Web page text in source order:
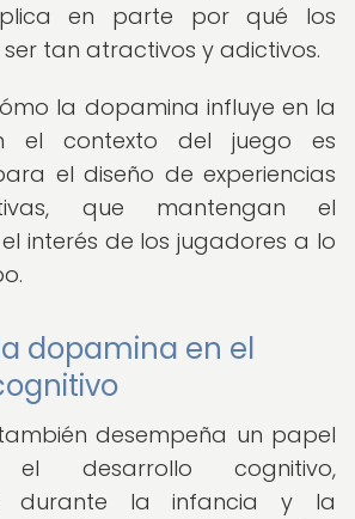
en parte por qué los
tan atractivos y adictivos.
la dopamina influye en la
el contexto del juego es
el diseño de experiencias
que mantengan el
interés de los jugadores a lo
dopamina en el
desempeña un papel
desarrollo cognitivo,
durante la infancia y la